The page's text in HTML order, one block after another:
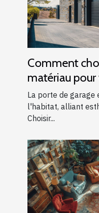
Comment
matériau
garage
La porte de garage
l'habitat, alliant
Choisir...